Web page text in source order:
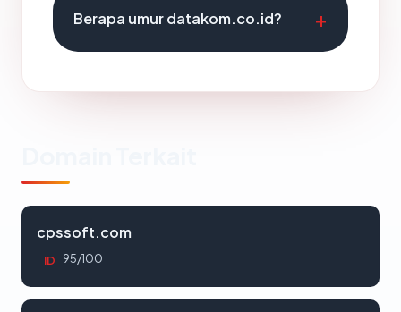
Berapa umur datakom.co.id?
cpssoft.com
ID 95/100